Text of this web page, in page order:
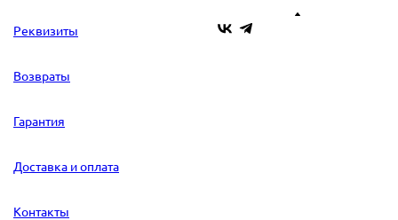
Реквизиты
Возвраты
Гарантия
Доставка и оплата
Контакты